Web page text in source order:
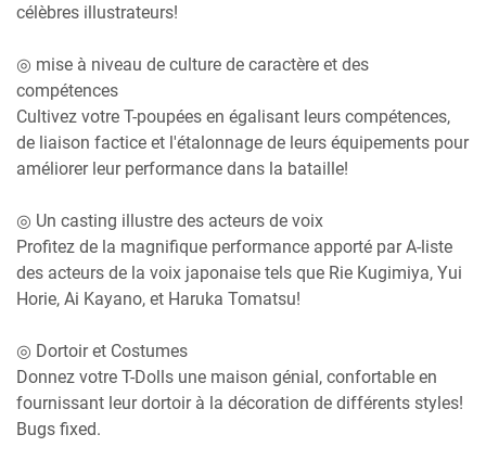
célèbres illustrateurs!
◎ mise à niveau de culture de caractère et des
compétences
Cultivez votre T-poupées en égalisant leurs compétences,
de liaison factice et l'étalonnage de leurs équipements pour
améliorer leur performance dans la bataille!
◎ Un casting illustre des acteurs de voix
Profitez de la magnifique performance apporté par A-liste
des acteurs de la voix japonaise tels que Rie Kugimiya, Yui
Horie, Ai Kayano, et Haruka Tomatsu!
◎ Dortoir et Costumes
Donnez votre T-Dolls une maison génial, confortable en
fournissant leur dortoir à la décoration de différents styles!
Bugs fixed.